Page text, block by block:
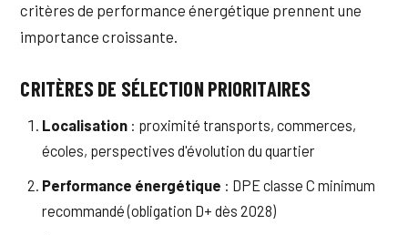
critères de performance énergétique prennent une
importance croissante.
CRITÈRES DE SÉLECTION PRIORITAIRES
Localisation : proximité transports, commerces,
écoles, perspectives d'évolution du quartier
Performance énergétique : DPE classe C minimum
recommandé (obligation D+ dès 2028)